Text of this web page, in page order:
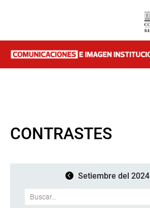
CONTRASTES
Setiembre del 2024